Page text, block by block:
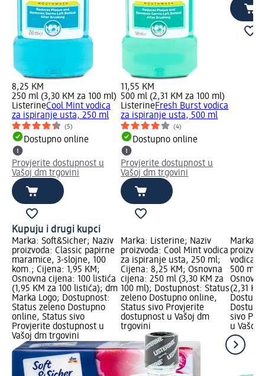
8,25 KM
250 ml (3,30 KM za 100 ml)
ListerineCool Mint vodica
za ispiranje usta, 250 ml
(5)
Dostupno online
Provjerite dostupnost u
Vašoj dm trgovini
11,55 KM
500 ml (2,31 KM za 100 ml)
ListerineFresh Burst vodica
za ispiranje usta, 500 ml
(4)
Dostupno online
Provjerite dostupnost u
Vašoj dm trgovini
Kupuju i drugi kupci
Marka: Soft&Sicher; Naziv
proizvoda: Classic papirne
maramice, 3-slojne, 100
kom.; Cijena: 1,95 KM;
Osnovna cijena: 100 listića
(1,95 KM za 100 listića); dm
Marka Logo; Dostupnost:
Status zeleno Dostupno
online, Status sivo
Provjerite dostupnost u
Vašoj dm trgovini
Marka: Listerine; Naziv
proizvoda: Cool Mint vodica
za ispiranje usta, 250 ml;
Cijena: 8,25 KM; Osnovna
cijena: 250 ml (3,30 KM za
100 ml); Dostupnost: Status
zeleno Dostupno online,
Status sivo Provjerite
dostupnost u Vašoj dm
trgovini
Marka:
vodica
500 ml;
(2,31
sivo
u Vašoj